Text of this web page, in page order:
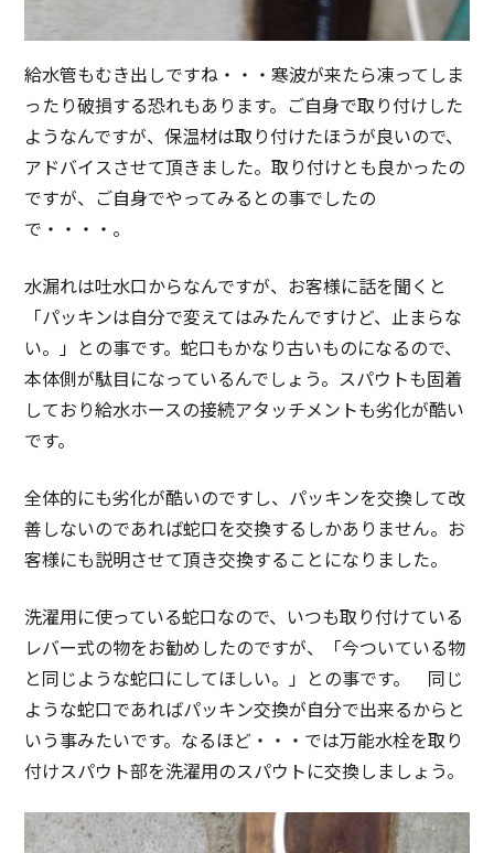
給水管もむき出しですね・・・寒波が来たら凍ってしま
ったり破損する恐れもあります。ご自身で取り付けした
ようなんですが、保温材は取り付けたほうが良いので、
アドバイスさせて頂きました。取り付けとも良かったの
ですが、ご自身でやってみるとの事でしたの
で・・・・。
水漏れは吐水口からなんですが、お客様に話を聞くと
「パッキンは自分で変えてはみたんですけど、止まらな
い。」との事です。蛇口もかなり古いものになるので、
本体側が駄目になっているんでしょう。スパウトも固着
しており給水ホースの接続アタッチメントも劣化が酷い
です。
全体的にも劣化が酷いのですし、パッキンを交換して改
善しないのであれば蛇口を交換するしかありません。お
客様にも説明させて頂き交換することになりました。
洗濯用に使っている蛇口なので、いつも取り付けている
レバー式の物をお勧めしたのですが、「今ついている物
と同じような蛇口にしてほしい。」との事です。 同じ
ような蛇口であればパッキン交換が自分で出来るからと
いう事みたいです。なるほど・・・では万能水栓を取り
付けスパウト部を洗濯用のスパウトに交換しましょう。